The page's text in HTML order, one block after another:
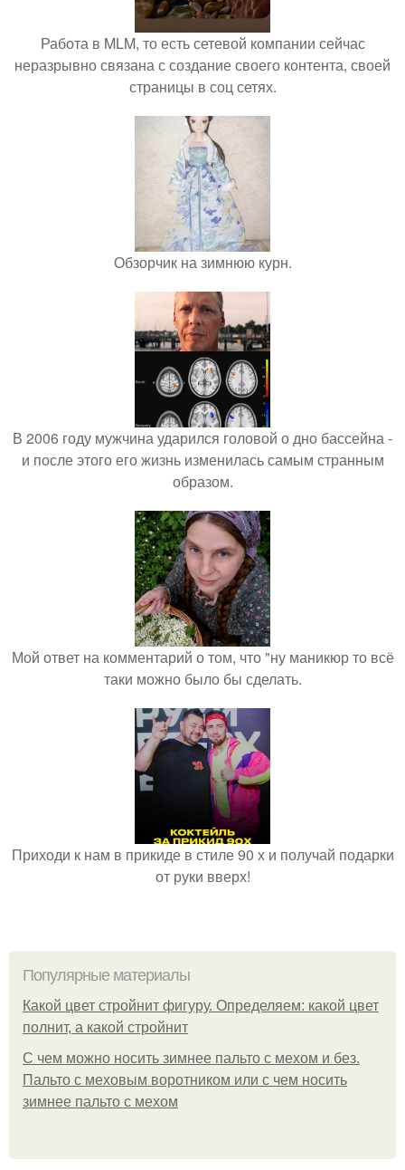
Работа в MLM, то есть сетевой компании сейчас
неразрывно связана с создание своего контента, своей
страницы в соц сетях.
Обзорчик на зимнюю курн.
В 2006 году мужчина ударился головой о дно бассейна -
и после этого его жизнь изменилась самым странным
образом.
Мой ответ на комментарий о том, что "ну маникюр то всё
таки можно было бы сделать.
Приходи к нам в прикиде в стиле 90 х и получай подарки
от руки вверх!
Популярные материалы
Какой цвет стройнит фигуру. Определяем: какой цвет
полнит, а какой стройнит
C чем можно носить зимнее пальто с мехом и без.
Пальто с меховым воротником или с чем носить
зимнее пальто с мехом